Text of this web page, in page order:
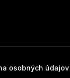
osobných údajov